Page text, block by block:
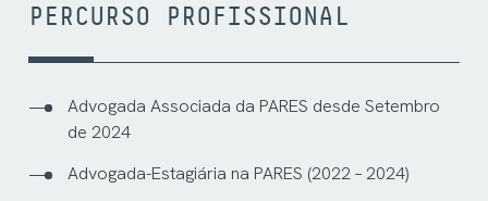
PERCURSO PROFISSIONAL
Advogada Associada da PARES desde Setembro
de 2024
Advogada-Estagiária na PARES (2022 – 2024)